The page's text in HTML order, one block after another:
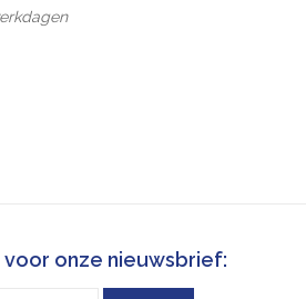
voor onze nieuwsbrief: